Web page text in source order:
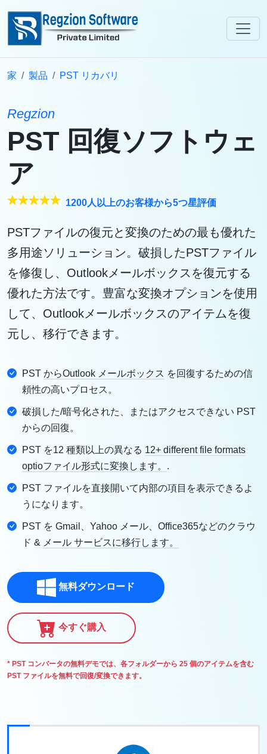
家 製品 PST リカバリ
Regzion
PST 回復ソフトウェ
ア
1200人以上のお客様から5つ星評価
PSTファイルの復元と変換のための最も優れた
多用途ソリューション。破損したPSTファイル
を修復し、Outlookメールボックスを復元する
優れた方法です。豊富な変換オプションを使用
して、Outlookメールボックスのアイテムを復
元し、移行できます。
PST からOutlook メールボックス を回復するための信
頼性の高いプロセス。
破損した/暗号化された、またはアクセスできない PST
からの回復。
PST を12 種類以上の異なる 12+ different file formats
optioファイル形式に変換します。 .
PST ファイルを直接開いて内部の項目を表示できるよ
うになります。
PST を Gmail、Yahoo メール、Office365などのクラウ
ド & メール サービスに移行します。
無料ダウンロード
今すぐ購入
* PST コンバータの無料デモでは、各フォルダーから 25 個のアイテムを含む
PST ファイルを無料で回復/変換できます。